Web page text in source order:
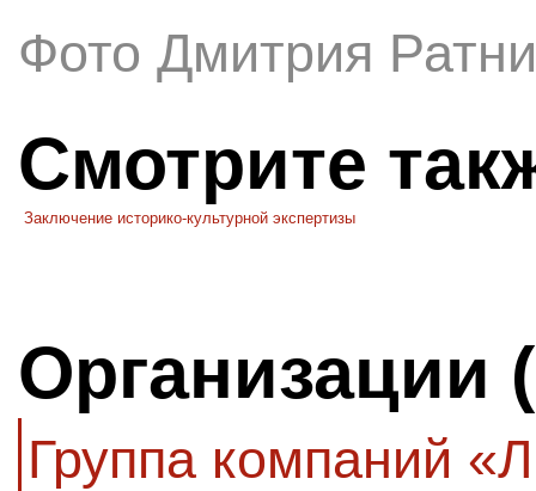
Фото Дмитрия
Смотрите
Заключение историко-культурной экспертизы
Организации
Группа компаний